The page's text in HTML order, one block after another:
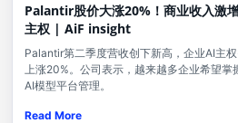
Palantir股价大涨20%！商业收入激
主权 | AiF insight
Palantir第二季度营收创下新高，企业AI主
上涨20%。公司表示，越来越多企业希望
AI模型平台管理。
Read More